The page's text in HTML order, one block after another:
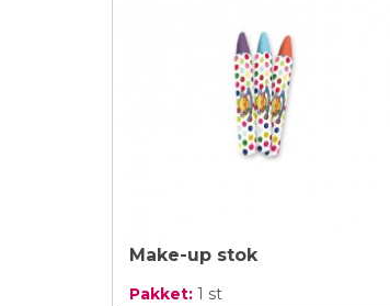
Make-up stok
Pakket: 1 st